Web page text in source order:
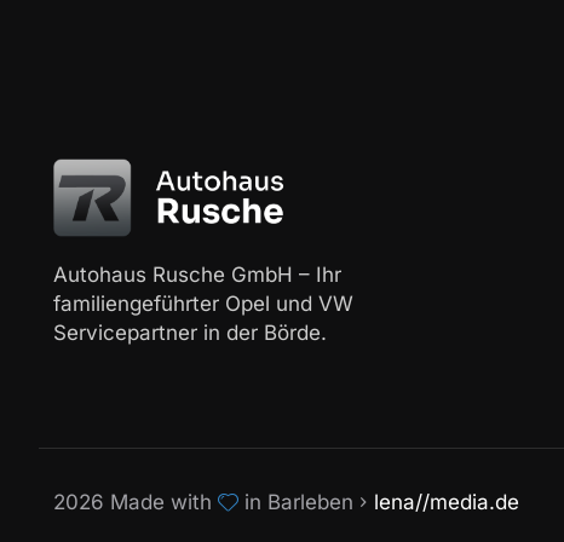
Autohaus Rusche GmbH – Ihr
familiengeführter Opel und VW
Servicepartner in der Börde.
2026 Made with in Barleben lena//media.de